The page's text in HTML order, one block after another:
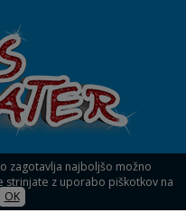
zagotavlja najboljšo možno
strinjate z uporabo piškotkov na
OK